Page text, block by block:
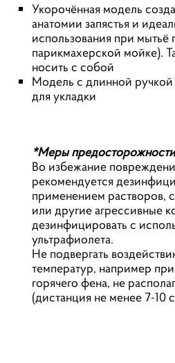
Укорочённая модель
анатомии запястья и
использования при
парикмахерской мойке).
носить с собой
Модель с длинной
для укладки
*Меры
Во избежание
рекомендуется
применением растворов,
или другие агрессивные
дезинфицировать с
ультрафиолета.
Не подвергать
температур, например
горячего фена, не
(дистанция не менее 7-10